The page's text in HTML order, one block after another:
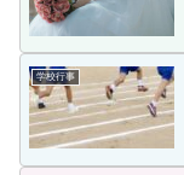
学校行事